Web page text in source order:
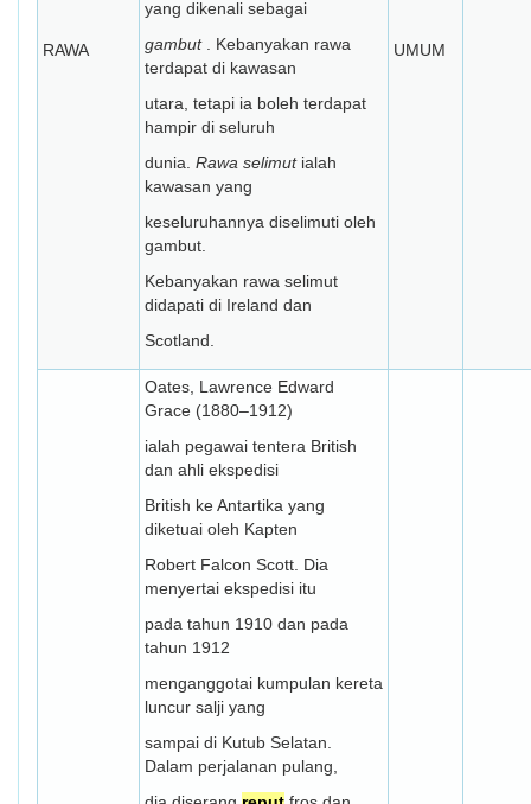
RAWA
yang dikenali sebagai
gambut
. Kebanyakan rawa
terdapat di kawasan
utara, tetapi ia boleh terdapat
hampir di seluruh
dunia. Rawa selimut ialah
kawasan yang
keseluruhannya diselimuti oleh
gambut.
Kebanyakan rawa selimut
didapati di Ireland dan
Scotland.
UMUM
Oates, Lawrence Edward
Grace (1880–1912)
ialah pegawai tentera British
dan ahli ekspedisi
British ke Antartika yang
diketuai oleh Kapten
Robert Falcon Scott. Dia
menyertai ekspedisi itu
pada tahun 1910 dan pada
tahun 1912
menganggotai kumpulan kereta
luncur salji yang
sampai di Kutub Selatan.
Dalam perjalanan pulang,